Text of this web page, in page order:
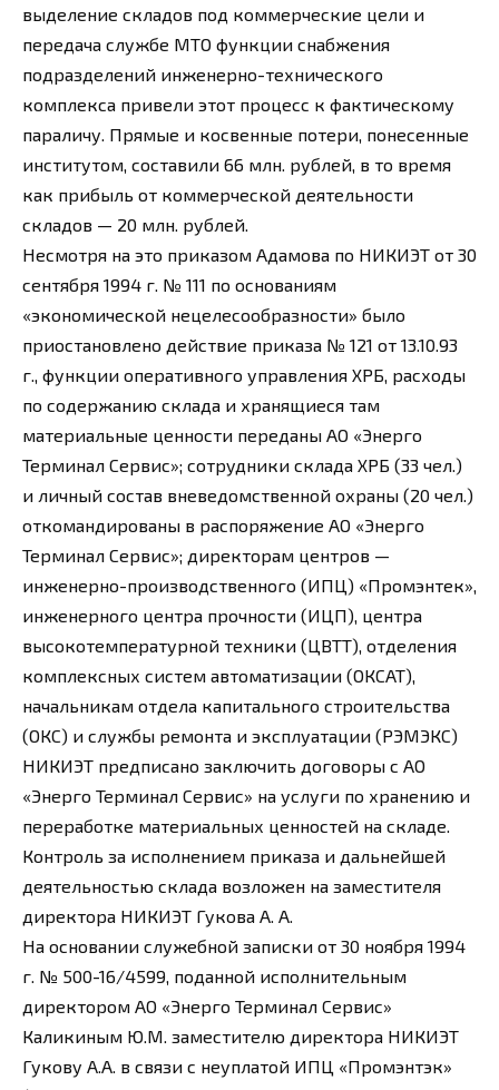
выделение складов под коммерческие цели и
передача службе МТО функции снабжения
подразделений инженерно-технического
комплекса привели этот процесс к фактическому
параличу. Прямые и косвенные потери, понесенные
институтом, составили 66 млн. рублей, в то время
как прибыль от коммерческой деятельности
складов — 20 млн. рублей.
Несмотря на это приказом Адамова по НИКИЭТ от 30
сентября 1994 г. № 111 по основаниям
«экономической нецелесообразности» было
приостановлено действие приказа № 121 от 13.10.93
г., функции оперативного управления ХРБ, расходы
по содержанию склада и хранящиеся там
материальные ценности переданы АО «Энерго
Терминал Сервис»; сотрудники склада ХРБ (33 чел.)
и личный состав вневедомственной охраны (20 чел.)
откомандированы в распоряжение АО «Энерго
Терминал Сервис»; директорам центров —
инженерно-производственного (ИПЦ) «Промэнтек»,
инженерного центра прочности (ИЦП), центра
высокотемпературной техники (ЦВТТ), отделения
комплексных систем автоматизации (ОКСАТ),
начальникам отдела капитального строительства
(ОКС) и службы ремонта и эксплуатации (РЭМЭКС)
НИКИЭТ предписано заключить договоры с АО
«Энерго Терминал Сервис» на услуги по хранению и
переработке материальных ценностей на складе.
Контроль за исполнением приказа и дальнейшей
деятельностью склада возложен на заместителя
директора НИКИЭТ Гукова А. А.
На основании служебной записки от 30 ноября 1994
г. № 500-16/4599, поданной исполнительным
директором АО «Энерго Терминал Сервис»
Каликиным Ю.М. заместителю директора НИКИЭТ
Гукову А.А. в связи с неуплатой ИПЦ «Промэнтэк»